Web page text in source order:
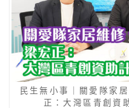
民生無小事｜關愛隊家
正：大灣區青創資